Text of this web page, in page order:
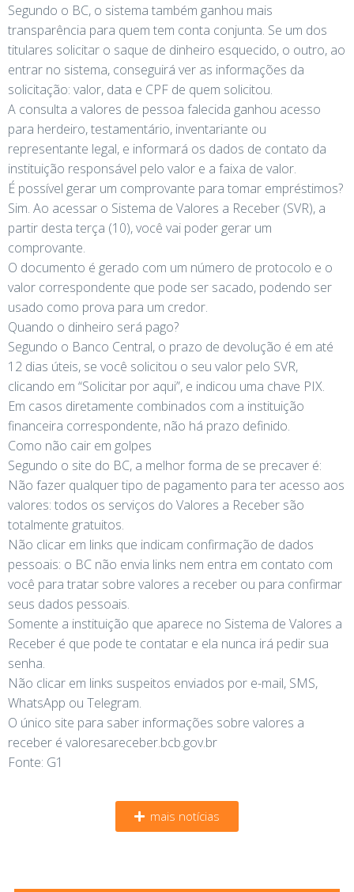
Segundo o BC, o sistema também ganhou mais
transparência para quem tem conta conjunta. Se um dos
titulares solicitar o saque de dinheiro esquecido, o outro, ao
entrar no sistema, conseguirá ver as informações da
solicitação: valor, data e CPF de quem solicitou.
A consulta a valores de pessoa falecida ganhou acesso
para herdeiro, testamentário, inventariante ou
representante legal, e informará os dados de contato da
instituição responsável pelo valor e a faixa de valor.
É possível gerar um comprovante para tomar empréstimos?
Sim. Ao acessar o Sistema de Valores a Receber (SVR), a
partir desta terça (10), você vai poder gerar um
comprovante.
O documento é gerado com um número de protocolo e o
valor correspondente que pode ser sacado, podendo ser
usado como prova para um credor.
Quando o dinheiro será pago?
Segundo o Banco Central, o prazo de devolução é em até
12 dias úteis, se você solicitou o seu valor pelo SVR,
clicando em “Solicitar por aqui”, e indicou uma chave PIX.
Em casos diretamente combinados com a instituição
financeira correspondente, não há prazo definido.
Como não cair em golpes
Segundo o site do BC, a melhor forma de se precaver é:
Não fazer qualquer tipo de pagamento para ter acesso aos
valores: todos os serviços do Valores a Receber são
totalmente gratuitos.
Não clicar em links que indicam confirmação de dados
pessoais: o BC não envia links nem entra em contato com
você para tratar sobre valores a receber ou para confirmar
seus dados pessoais.
Somente a instituição que aparece no Sistema de Valores a
Receber é que pode te contatar e ela nunca irá pedir sua
senha.
Não clicar em links suspeitos enviados por e-mail, SMS,
WhatsApp ou Telegram.
O único site para saber informações sobre valores a
receber é valoresareceber.bcb.gov.br
Fonte: G1
mais notícias